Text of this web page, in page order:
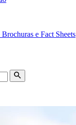
e Fact Sheets